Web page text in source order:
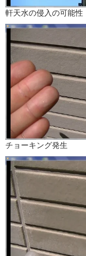
軒天水の侵入の可能性
チョーキング発生